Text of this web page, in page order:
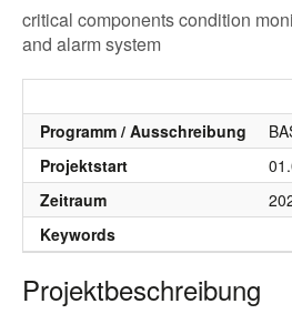
critical components condition
and alarm system
Programm / Ausschreibung
Projektstart
Zeitraum
Keywords
Projektbeschreibung